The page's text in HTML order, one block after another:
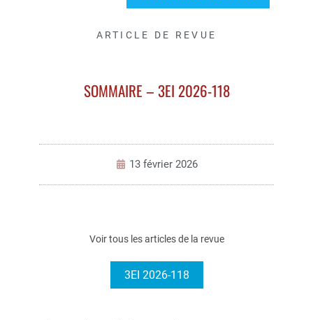
ARTICLE DE REVUE
SOMMAIRE – 3EI 2026-118
13 février 2026
Voir tous les articles de la revue
3EI 2026-118